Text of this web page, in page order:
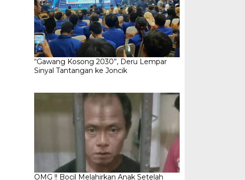
“Gawang Kosong 2030”, Deru Lempar
Sinyal Tantangan ke Joncik
OMG !! Bocil Melahirkan Anak Setelah